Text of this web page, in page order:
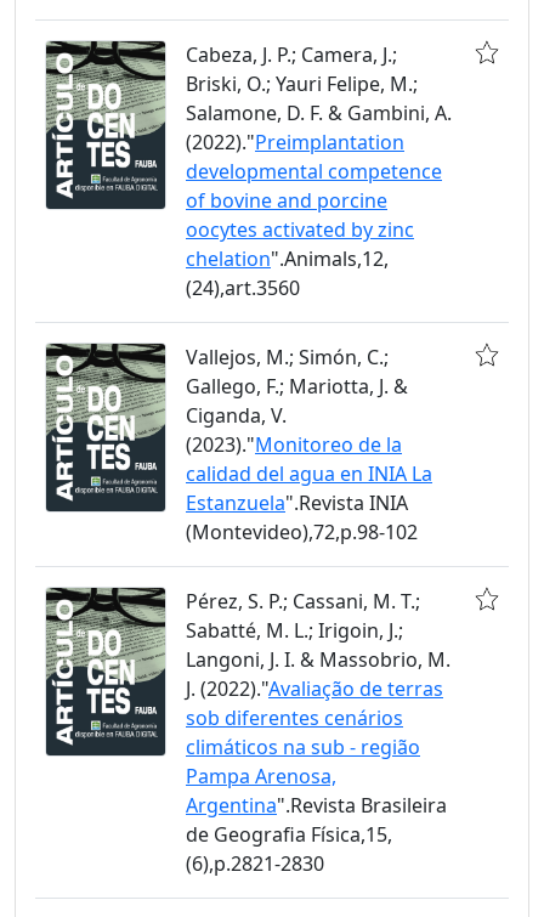
Cabeza, J. P.; Camera, J.;
Briski, O.; Yauri Felipe, M.;
Salamone, D. F. & Gambini, A.
(2022)."Preimplantation
developmental competence
of bovine and porcine
oocytes activated by zinc
chelation".Animals,12,
(24),art.3560
Vallejos, M.; Simón, C.;
Gallego, F.; Mariotta, J. &
Ciganda, V.
(2023)."Monitoreo de la
calidad del agua en INIA La
Estanzuela".Revista INIA
(Montevideo),72,p.98-102
Pérez, S. P.; Cassani, M. T.;
Sabatté, M. L.; Irigoin, J.;
Langoni, J. I. & Massobrio, M.
J. (2022)."Avaliação de terras
sob diferentes cenários
climáticos na sub - região
Pampa Arenosa,
Argentina".Revista Brasileira
de Geografia Física,15,
(6),p.2821-2830